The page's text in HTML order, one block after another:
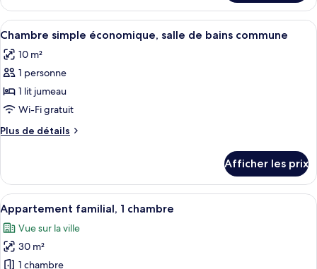
salle
de
bain
privée
Chambre
simple,
salle
bain
privée
Afficher
toutes
les
photos
pour
ce
type
de
Chambre
simple
économique,
salle
de
bains
Un lit bien fait, recouvert d’une
9
Chambre simple économique, salle de bains commune
10 m²
1 personne
1 lit jumeau
Wi-Fi gratuit
Plus de détails
Plus
Chambre
simple
économique,
salle
de
bains
commune
Afficher les prix
Afficher
toutes
les
photos
Une chambre de dortoir avec deux
11
Appartement familial, 1 chambre
Vue sur la ville
30 m²
1 chambre